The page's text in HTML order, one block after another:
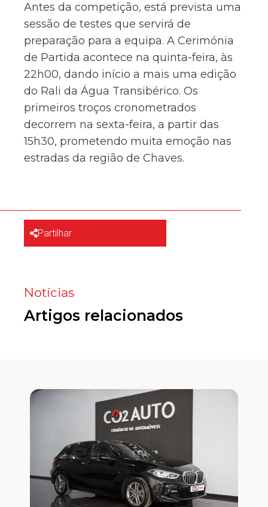
Antes da competição, está prevista uma
sessão de testes que servirá de
preparação para a equipa. A Cerimónia
de Partida acontece na quinta-feira, às
22h00, dando início a mais uma edição
do Rali da Água Transibérico. Os
primeiros troços cronometrados
decorrem na sexta-feira, a partir das
15h30, prometendo muita emoção nas
estradas da região de Chaves.
Partilhar
Notícias
Artigos relacionados